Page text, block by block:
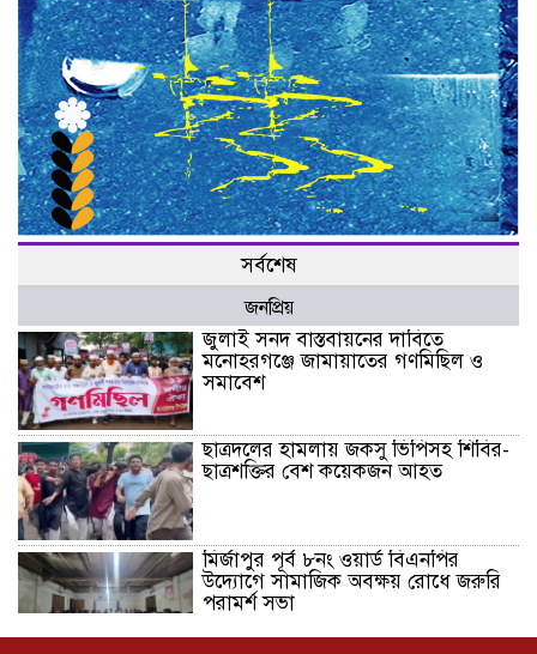
সর্বশেষ
জনপ্রিয়
জুলাই সনদ বাস্তবায়নের দাবিতে
মনোহরগঞ্জে জামায়াতের গণমিছিল ও
সমাবেশ
ছাত্রদলের হামলায় জকসু ভিপিসহ শিবির-
ছাত্রশক্তির বেশ কয়েকজন আহত
মির্জাপুর পূর্ব ৮নং ওয়ার্ড বিএনপির
উদ্যোগে সামাজিক অবক্ষয় রোধে জরুরি
পরামর্শ সভা